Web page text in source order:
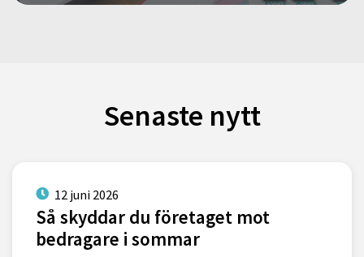
Senaste nytt
12 juni 2026
Så skyddar du företaget mot
bedragare i sommar